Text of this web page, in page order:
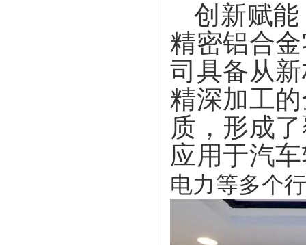
创新赋
精密铝合
司 具备从
精深加工
质，形成
应用于汽
电力等多个